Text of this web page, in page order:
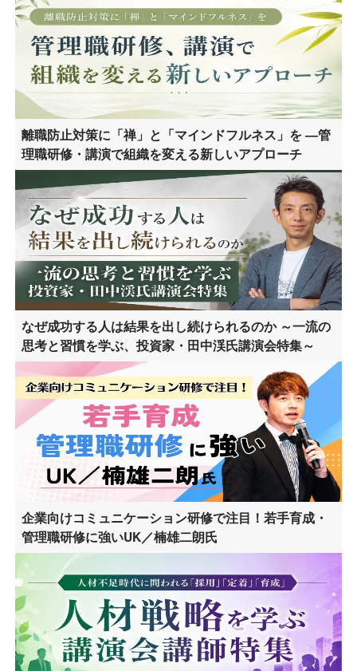
離職防止対策に「禅」と「マインドフルネス」を ―管
理職研修・講演で組織を変える新しいアプローチ
なぜ成功する人は結果を出し続けられるのか ～一流の
思考と習慣を学ぶ、投資家・田中渓氏講演会特集～
企業向けコミュニケーション研修で注目！若手育成・
管理職研修に強いUK／楠雄二朗氏